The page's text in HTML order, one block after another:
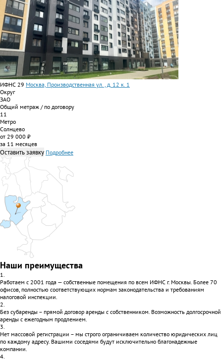
ИФНС 29 Москва, Производственная ул. , д. 12 к. 1
Округ
ЗАО
Общий метраж / по договору
11
Метро
Солнцево
от 29 000 ₽
за 11 месяцев
Оставить заявку Подробнее
Наши преимущества
1.
Работаем с 2001 года — собственные помещения по всем ИФНС г. Москвы. Более 70
офисов, полностью соответствующих нормам законодательства и требованиям
налоговой инспекции.
2.
Без субаренды – прямой договор аренды с собственником. Возможность долгосрочной
аренды с ежегодным продлением.
3.
Нет массовой регистрации – мы строго ограничиваем количество юридических лиц
по каждому адресу. Вашими соседями будут исключительно благонадежные
компании.
4.